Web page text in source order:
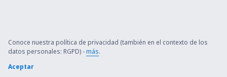
Conoce nuestra política de privacidad (también en el contexto de los
datos personales: RGPD) -más.
Aceptar